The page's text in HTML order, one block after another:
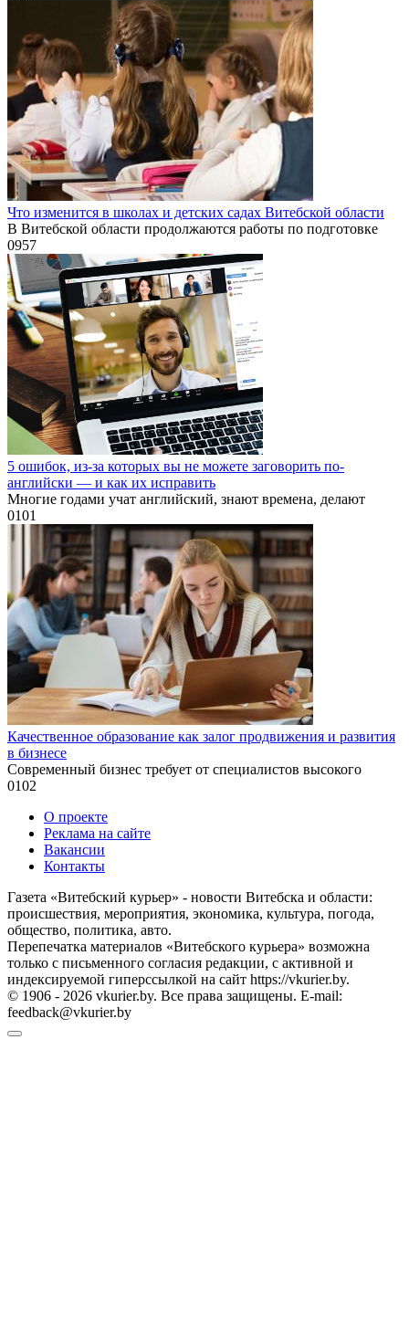
Что изменится в школах и детских садах Витебской области
В Витебской области продолжаются работы по подготовке
0957
5 ошибок, из-за которых вы не можете заговорить по-
английски — и как их исправить
Многие годами учат английский, знают времена, делают
0101
Качественное образование как залог продвижения и развития
в бизнесе
Современный бизнес требует от специалистов высокого
0102
О проекте
Реклама на сайте
Вакансии
Контакты
Газета «Витебский курьер» - новости Витебска и области:
происшествия, мероприятия, экономика, культура, погода,
общество, политика, авто.
Перепечатка материалов «Витебского курьера» возможна
только с письменного согласия редакции, с активной и
индексируемой гиперссылкой на сайт https://vkurier.by.
© 1906 - 2026 vkurier.by. Все права защищены. E-mail:
feedback@vkurier.by